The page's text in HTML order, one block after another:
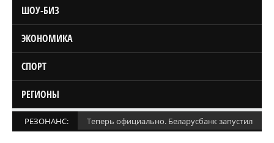
ШОУ-БИЗ
ЭКОНОМИКА
СПОРТ
РЕГИОНЫ
РЕЗОНАНС: Теперь официально. Беларусбанк запустил